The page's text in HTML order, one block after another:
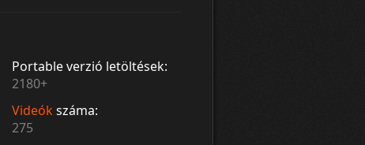
Portable verzió letöltések:
2180+
Videókszáma:
275